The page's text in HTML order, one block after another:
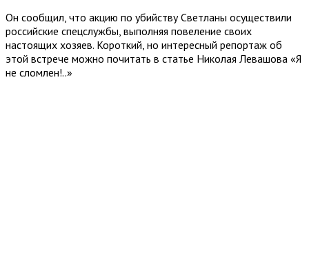
Он сообщил, что акцию по убийству Светланы осуществили
российские спецслужбы, выполняя повеление своих
настоящих хозяев. Короткий, но интересный репортаж об
этой встрече можно почитать в статье Николая Левашова «Я
не сломлен!..»